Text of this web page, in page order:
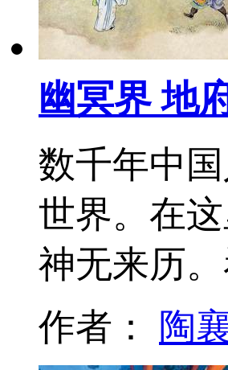
幽冥界 地
数千年中
世界。在
神无来历
作者： 陶